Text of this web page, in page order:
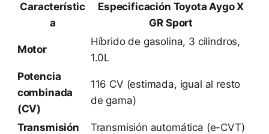
Característic
a
Especificación Toyota Aygo X
GR Sport
Motor
Híbrido de gasolina, 3 cilindros,
1.0L
Potencia
combinada
(CV)
116 CV (estimada, igual al resto
de gama)
Transmisión
Transmisión automática (e-CVT)